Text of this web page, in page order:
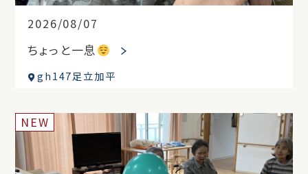
2026/08/07
ちょっと一息
gh147足立加平
NEW